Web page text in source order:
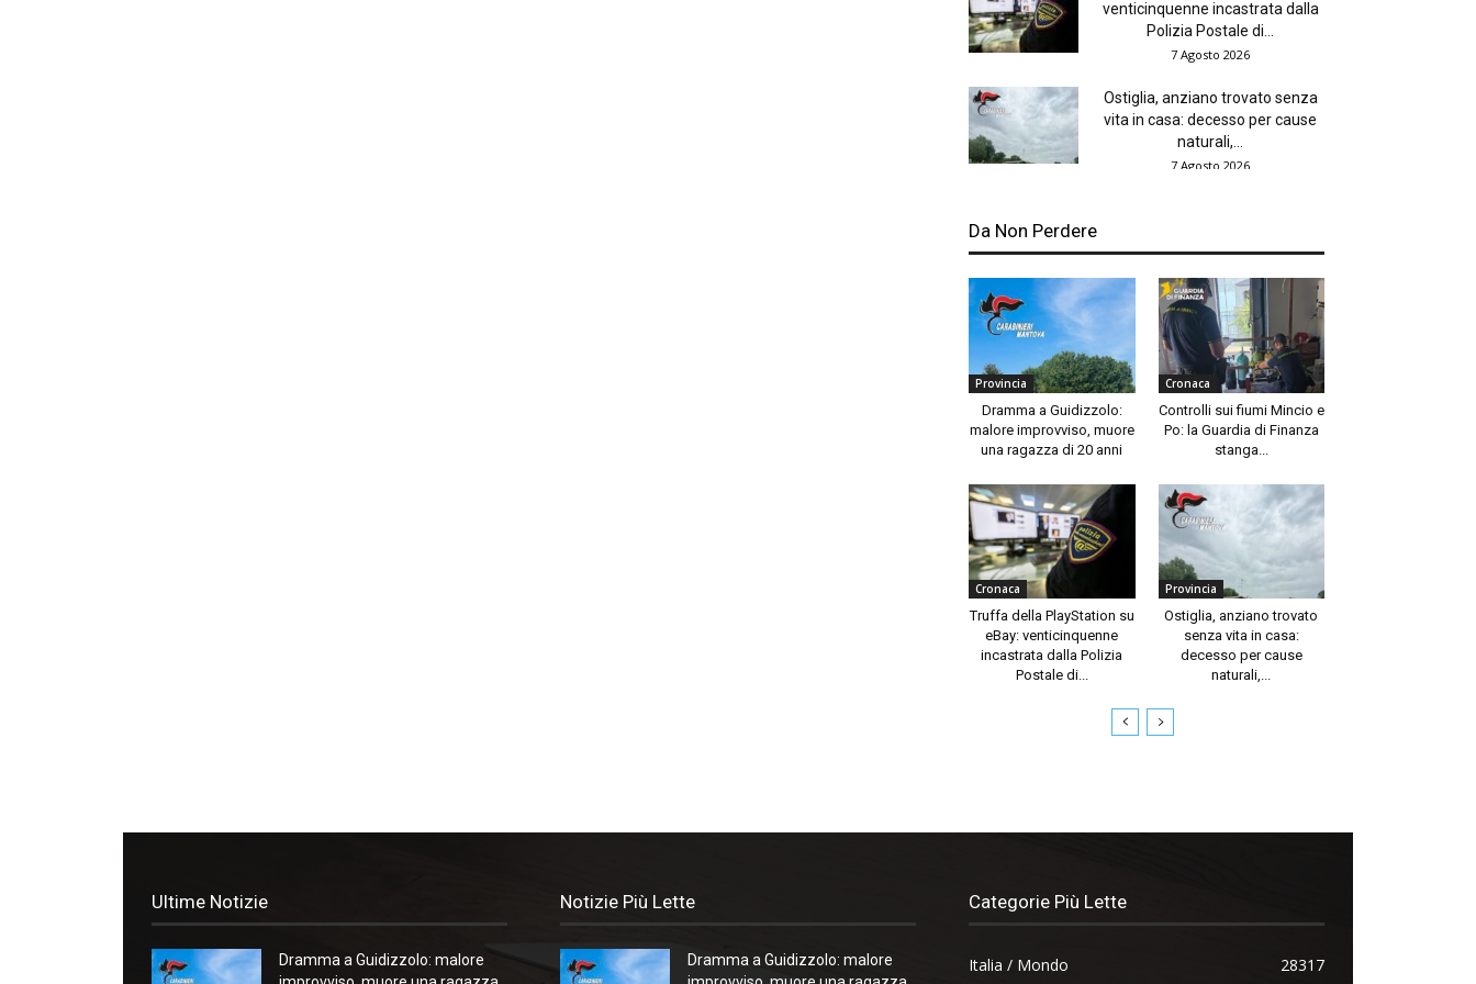
venticinquenne incastrata dalla
Polizia Postale di...
7 Agosto 2026
Ostiglia, anziano trovato senza
vita in casa: decesso per cause
naturali,...
7 Agosto 2026
Da Non Perdere
Provincia
Dramma a Guidizzolo:
malore improvviso, muore
una ragazza di 20 anni
Cronaca
Controlli sui fiumi Mincio e
Po: la Guardia di Finanza
stanga...
Cronaca
Truffa della PlayStation su
eBay: venticinquenne
incastrata dalla Polizia
Postale di...
Provincia
Ostiglia, anziano trovato
senza vita in casa:
decesso per cause
naturali,...
Ultime Notizie
Dramma a Guidizzolo: malore
Notizie Più Lette
Dramma a Guidizzolo: malore
Categorie Più Lette
Italia / Mondo 28317